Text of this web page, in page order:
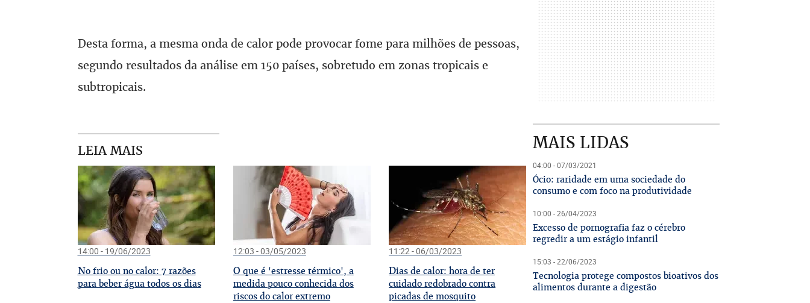
Desta forma, a mesma onda de calor pode provocar fome para milhões de pessoas,
segundo resultados da análise em 150 países, sobretudo em zonas tropicais e
subtropicais.
LEIA MAIS
14:00 - 19/06/2023
No frio ou no calor: 7 razões
para beber água todos os dias
12:03 - 03/05/2023
O que é 'estresse térmico', a
medida pouco conhecida dos
riscos do calor extremo
11:22 - 06/03/2023
Dias de calor: hora de ter
cuidado redobrado contra
picadas de mosquito
MAIS LIDAS
04:00 - 07/03/2021
Ócio: raridade em uma sociedade do
consumo e com foco na produtividade
10:00 - 26/04/2023
Excesso de pornografia faz o cérebro
regredir a um estágio infantil
15:03 - 22/06/2023
Tecnologia protege compostos bioativos dos
alimentos durante a digestão